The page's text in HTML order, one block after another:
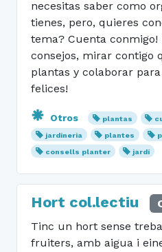
necesitas saber como
tienes, pero, quieres
tema? Cuenta
consejos, mirar contigo
plantas y colaborar
felices!
Otros plantas
jardineria
plantes
consells planter
jardí
Hort col.lectiu
Tinc un hort sense
fruiters, amb aigua i